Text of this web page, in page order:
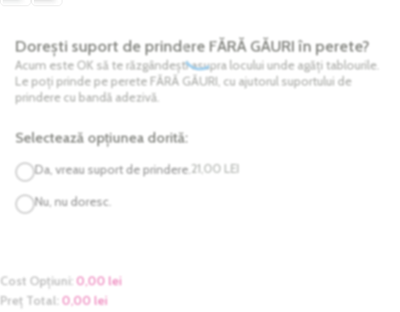
Dorești suport de prindere FĂRĂ GĂURI în perete?
Acum este OK să te răzgândești asupra locului unde agăți tablourile.
Le poți prinde pe perete FĂRĂ GĂURI, cu ajutorul suportului de
prindere cu bandă adezivă.
Selectează opțiunea dorită:
Da, vreau suport de prindere. 21,00 LEI
Nu, nu doresc.
Cost Opțiuni: 0,00lei
Preț Total: 0,00lei